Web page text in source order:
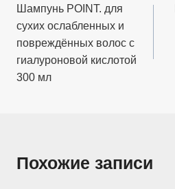
по
записям
Шампунь POINT. для
сухих ослабленных и
повреждённых волос с
гиалуроновой кислотой
300 мл
Похожие записи